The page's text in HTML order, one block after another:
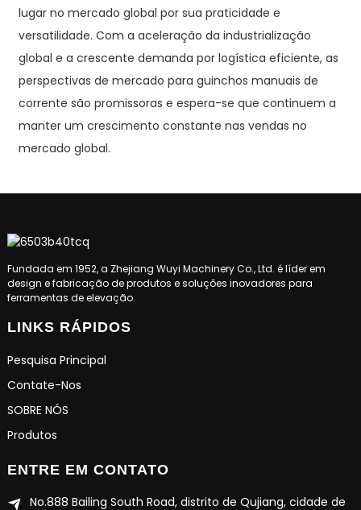
lugar no mercado global por sua praticidade e
versatilidade. Com a aceleração da industrialização
global e a crescente demanda por logística eficiente, as
perspectivas de mercado para guinchos manuais de
corrente são promissoras e espera-se que continuem a
manter um crescimento constante nas vendas no
mercado global.
Fundada em 1952, a Zhejiang Wuyi Machinery Co., Ltd. é líder em
design e fabricação de produtos e soluções inovadores para
ferramentas de elevação.
LINKS RÁPIDOS
Pesquisa Principal
Contate-Nos
SOBRE NÓS
Produtos
ENTRE EM CONTATO
No.888 Bailing South Road, distrito de Qujiang, cidade de